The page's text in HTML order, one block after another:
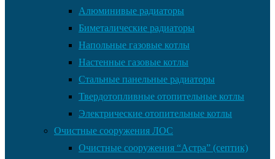
Алюминивые радиаторы
Биметалические радиаторы
Напольные газовые котлы
Настенные газовые котлы
Стальные панельные радиаторы
Твердотопливные отопительные котлы
Электрические отопительные котлы
Очистные сооружения ЛОС
Очистные сооружения “Астра” (септик)